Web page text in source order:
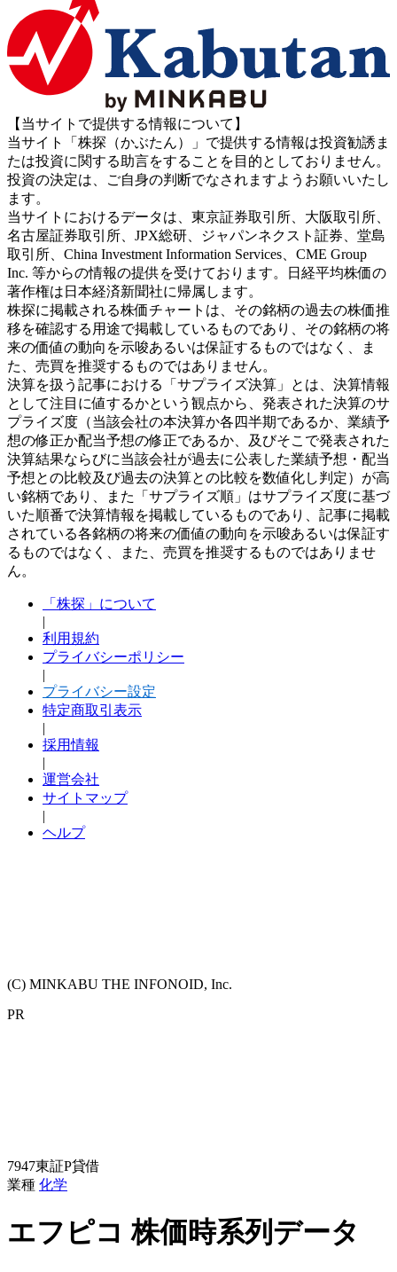
【当サイトで提供する情報について】
当サイト「株探（かぶたん）」で提供する情報は投資勧誘ま
たは投資に関する助言をすることを目的としておりません。
投資の決定は、ご自身の判断でなされますようお願いいたし
ます。
当サイトにおけるデータは、東京証券取引所、大阪取引所、
名古屋証券取引所、JPX総研、ジャパンネクスト証券、堂島
取引所、China Investment Information Services、CME Group
Inc. 等からの情報の提供を受けております。日経平均株価の
著作権は日本経済新聞社に帰属します。
株探に掲載される株価チャートは、その銘柄の過去の株価推
移を確認する用途で掲載しているものであり、その銘柄の将
来の価値の動向を示唆あるいは保証するものではなく、ま
た、売買を推奨するものではありません。
決算を扱う記事における「サプライズ決算」とは、決算情報
として注目に値するかという観点から、発表された決算のサ
プライズ度（当該会社の本決算か各四半期であるか、業績予
想の修正か配当予想の修正であるか、及びそこで発表された
決算結果ならびに当該会社が過去に公表した業績予想・配当
予想との比較及び過去の決算との比較を数値化し判定）が高
い銘柄であり、また「サプライズ順」はサプライズ度に基づ
いた順番で決算情報を掲載しているものであり、記事に掲載
されている各銘柄の将来の価値の動向を示唆あるいは保証す
るものではなく、また、売買を推奨するものではありませ
ん。
「株探」について
|
利用規約
プライバシーポリシー
|
プライバシー設定
特定商取引表示
|
採用情報
|
運営会社
サイトマップ
|
ヘルプ
(C) MINKABU THE INFONOID, Inc.
PR
7947東証P貸借
業種 化学
エフピコ株価時系列データ